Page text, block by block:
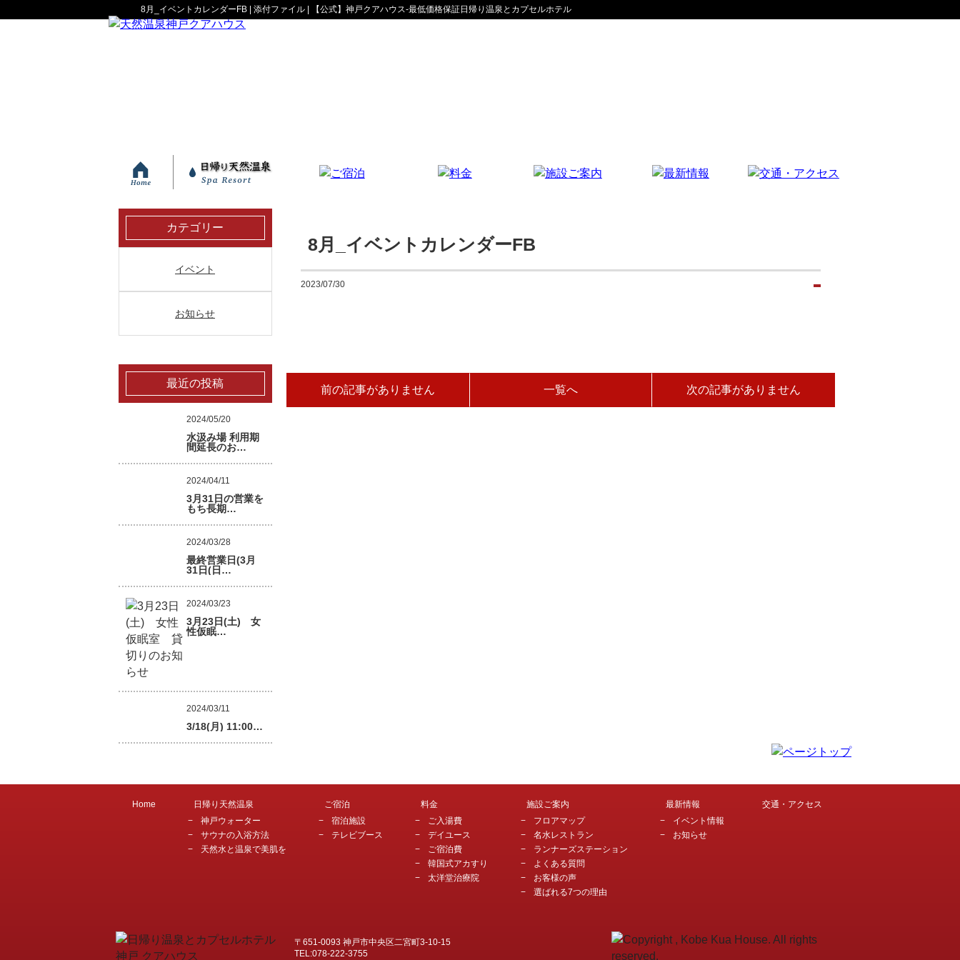
8月_イベントカレンダーFB | 添付ファイル | 【公式】神戸クアハウス-最低価格保証日帰り温泉とカプセルホテル
8月_イベントカレンダーFB
2023/07/30
前の記事がありません 一覧へ 次の記事がありません
カテゴリー
イベント
お知らせ
最近の投稿
2024/05/20
水汲み場 利用期
間延長のお…
2024/04/11
3月31日の営業を
もち長期…
2024/03/28
最終営業日(3月
31日(日…
2024/03/23
3月23日(土) 女
性仮眠…
2024/03/11
3/18(月) 11:00…
Home
日帰り天然温泉
神戸ウォーター
サウナの入浴方法
天然水と温泉で美肌を
ご宿泊
宿泊施設
テレビブース
料金
ご入湯費
デイユース
ご宿泊費
韓国式アカすり
太洋堂治療院
施設ご案内
フロアマップ
名水レストラン
ランナーズステーション
よくある質問
お客様の声
選ばれる7つの理由
最新情報
イベント情報
お知らせ
交通・アクセス
〒651-0093 神戸市中央区二宮町3-10-15
TEL:078-222-3755